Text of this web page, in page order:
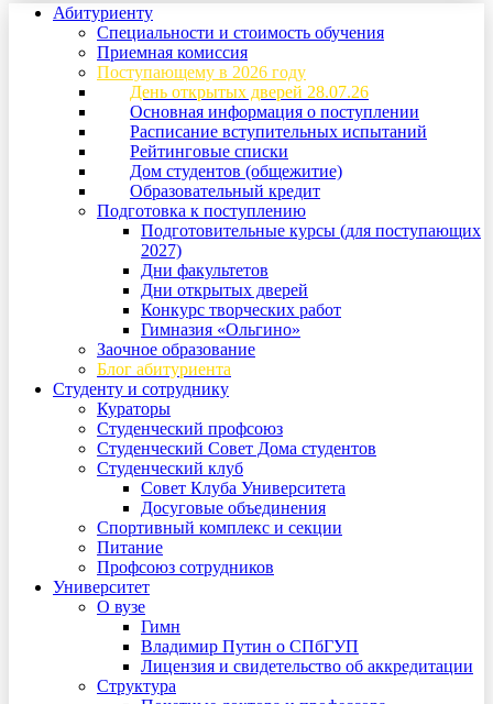
Абитуриенту
Специальности и стоимость обучения
Приемная комиссия
Поступающему в 2026 году
День открытых дверей 28.07.26
Основная информация о поступлении
Расписание вступительных испытаний
Рейтинговые списки
Дом студентов (общежитие)
Образовательный кредит
Подготовка к поступлению
Подготовительные курсы (для поступающих
2027)
Дни факультетов
Дни открытых дверей
Конкурс творческих работ
Гимназия «Ольгино»
Заочное образование
Блог абитуриента
Студенту и сотруднику
Кураторы
Студенческий профсоюз
Студенческий Совет Дома студентов
Студенческий клуб
Совет Клуба Университета
Досуговые объединения
Спортивный комплекс и секции
Питание
Профсоюз сотрудников
Университет
О вузе
Гимн
Владимир Путин о СПбГУП
Лицензия и свидетельство об аккредитации
Структура